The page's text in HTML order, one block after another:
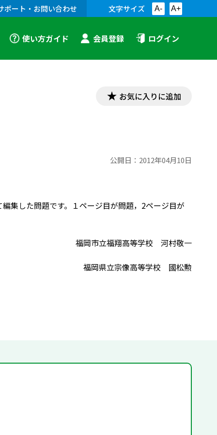
ポート・お問い合わせ 文字サイズ A- A+
使い方ガイド 会員登録 ログイン
お気に入りに追加
公開日： 2012年04月10日
集した問題です。１ページ目が問題，2ページ目が
福岡市立福翔高等学校 河村敬一
福岡県立宗像高等学校 國松勲